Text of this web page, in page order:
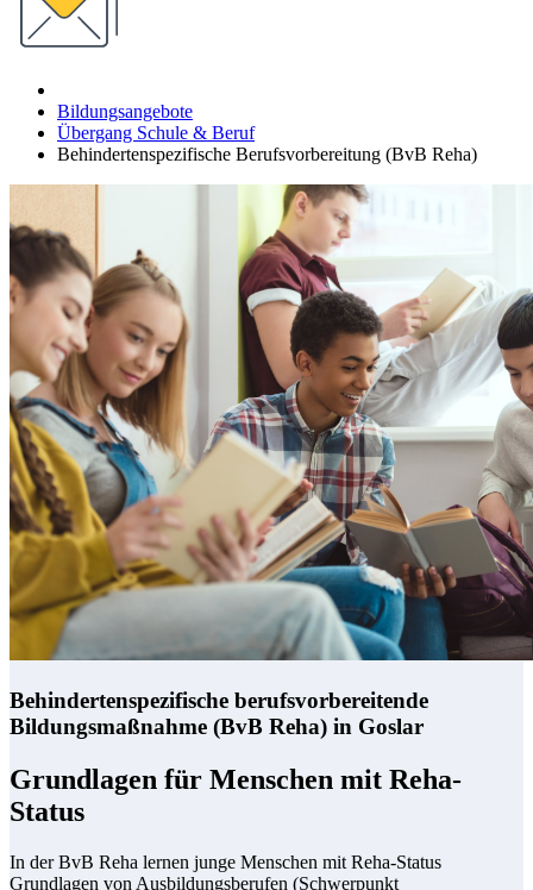
Bildungsangebote
Übergang Schule & Beruf
Behindertenspezifische Berufsvorbereitung (BvB Reha)
Behindertenspezifische berufsvorbereitende
Bildungsmaßnahme (BvB Reha) in Goslar
Grundlagen für Menschen mit Reha-
Status
In der BvB Reha lernen junge Menschen mit Reha-Status
Grundlagen von Ausbildungsberufen (Schwerpunkt